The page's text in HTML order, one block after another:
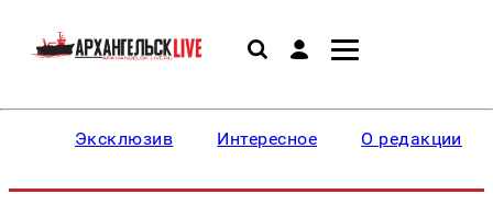
Эксклюзив Интересное О редакции